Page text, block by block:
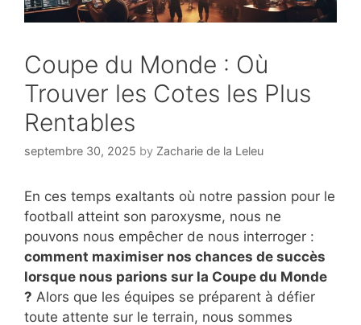
Coupe du Monde : Où
Trouver les Cotes les Plus
Rentables
septembre 30, 2025 by Zacharie de la Leleu
En ces temps exaltants où notre passion pour le
football atteint son paroxysme, nous ne
pouvons nous empêcher de nous interroger :
comment maximiser nos chances de succès
lorsque nous parions sur la Coupe du Monde
? Alors que les équipes se préparent à défier
toute attente sur le terrain, nous sommes